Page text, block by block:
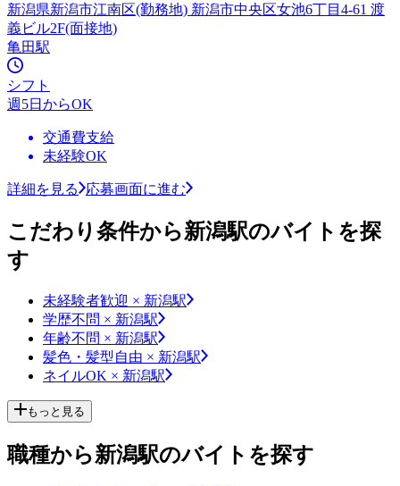
新潟県新潟市江南区(勤務地) 新潟市中央区女池6丁目4-61 渡
義ビル2F(面接地)
亀田駅
シフト
週5日からOK
交通費支給
未経験OK
詳細を見る 応募画面に進む
こだわり条件から新潟駅のバイトを探
す
未経験者歓迎 × 新潟駅
学歴不問 × 新潟駅
年齢不問 × 新潟駅
髪色・髪型自由 × 新潟駅
ネイルOK × 新潟駅
もっと見る
職種から新潟駅のバイトを探す